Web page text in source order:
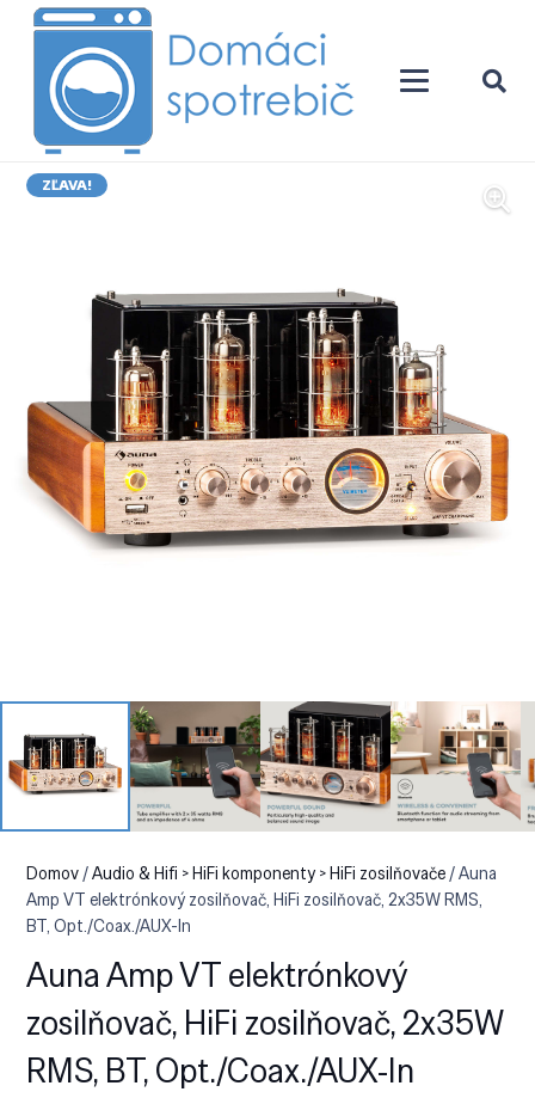
ZĽAVA!
Domov/Audio & Hifi > HiFi komponenty > HiFi zosilňovače/ Auna
Amp VT elektrónkový zosilňovač, HiFi zosilňovač, 2x35W RMS,
BT, Opt./Coax./AUX-In
Auna Amp VT elektrónkový
zosilňovač, HiFi zosilňovač, 2x35W
RMS, BT, Opt./Coax./AUX-In